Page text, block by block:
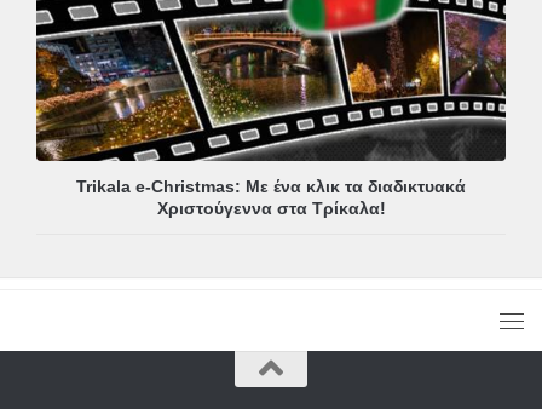
Trikala e-Christmas: Με ένα κλικ τα διαδικτυακά
Χριστούγεννα στα Τρίκαλα!